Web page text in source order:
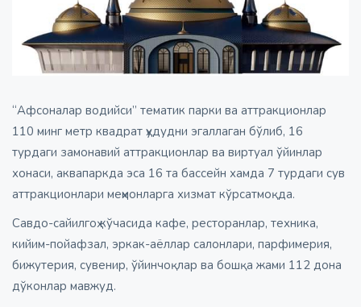
“Афсоналар водийси” тематик парки ва аттракционлар
110 минг метр квадрат ҳудудни эгаллаган бўлиб, 16
турдаги замонавий аттракционлар ва виртуал ўйинлар
хонаси, аквапаркда эса 16 та бассейн хамда 7 турдаги сув
аттракционлари меҳмонларга хизмат кўрсатмоқда.
Савдо-сайилгоҳ кўчасида кафе, ресторанлар, техника,
кийим-пойафзал, эркак-аёллар салонлари, парфимерия,
бижутерия, сувенир, ўйинчоқлар ва бошқа жами 112 дона
дўконлар мавжуд.